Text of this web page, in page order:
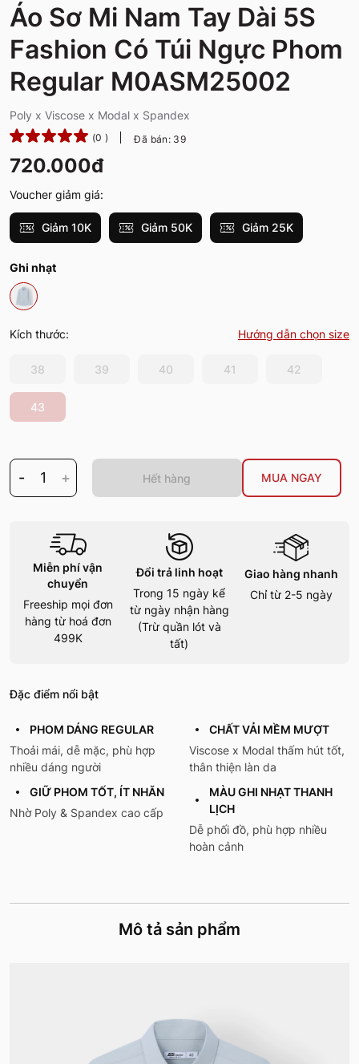
Áo Sơ Mi Nam Tay Dài 5S
Fashion Có Túi Ngực Phom
Regular M0ASM25002
Poly x Viscose x Modal x Spandex
(0 ) Đã bán: 39
720.000đ
Voucher giảm giá:
Giảm 10K Giảm 50K Giảm 25K
Ghi nhạt
Kích thước: Hướng dẫn chọn size
38 39 40 41 42
43
- 1 + Hết hàng MUA NGAY
Miễn phí vận
chuyển
Freeship mọi đơn
hàng từ hoá đơn
499K
Đổi trả linh hoạt
Trong 15 ngày kể
từ ngày nhận hàng
(Trừ quần lót và
tất)
Giao hàng nhanh
Chỉ từ 2-5 ngày
Đặc điểm nổi bật
PHOM DÁNG REGULAR
Thoải mái, dễ mặc, phù hợp
nhiều dáng người
CHẤT VẢI MỀM MƯỢT
Viscose x Modal thấm hút tốt,
thân thiện làn da
GIỮ PHOM TỐT, ÍT NHĂN
Nhờ Poly & Spandex cao cấp
MÀU GHI NHẠT THANH
LỊCH
Dễ phối đồ, phù hợp nhiều
hoàn cảnh
Mô tả sản phẩm